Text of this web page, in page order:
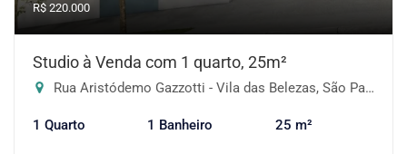
R$ 220.000
Studio à Venda com 1 quarto, 25m²
Rua Aristódemo Gazzotti - Vila das Belezas, São Paulo-SP
1 Quarto 1 Banheiro 25 m²